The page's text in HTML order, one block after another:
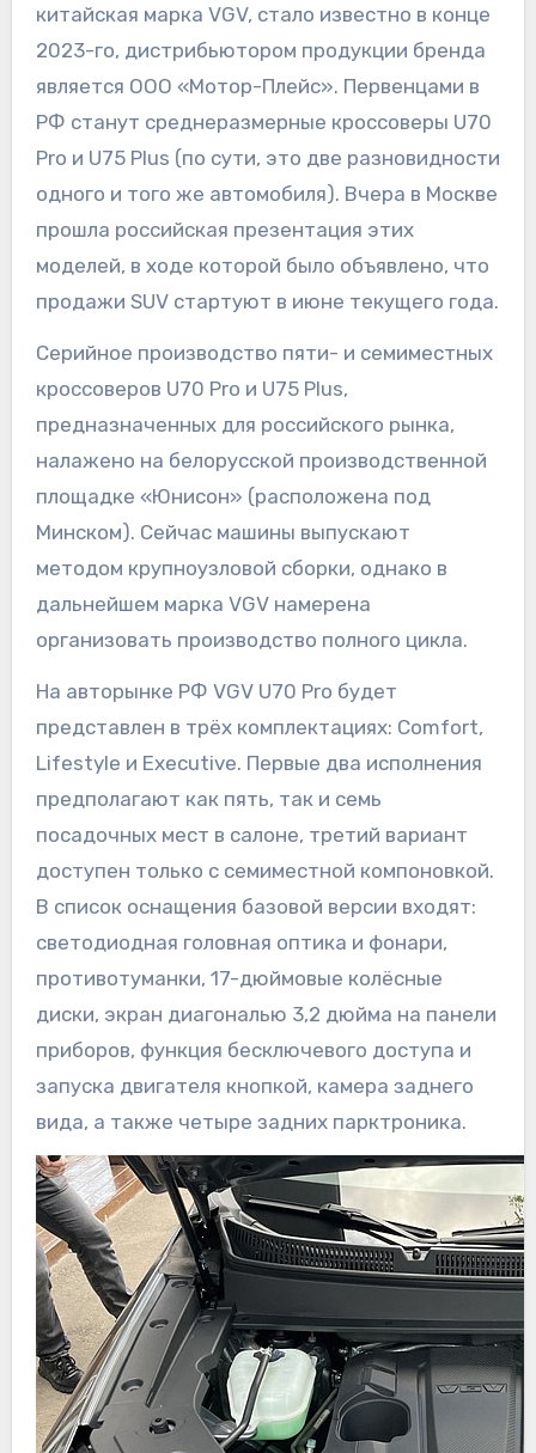
китайская марка VGV, стало известно в конце
2023-го, дистрибьютором продукции бренда
является ООО «Мотор-Плейс». Первенцами в
РФ станут среднеразмерные кроссоверы U70
Pro и U75 Plus (по сути, это две разновидности
одного и того же автомобиля). Вчера в Москве
прошла российская презентация этих
моделей, в ходе которой было объявлено, что
продажи SUV стартуют в июне текущего года.
Серийное производство пяти- и семиместных
кроссоверов U70 Pro и U75 Plus,
предназначенных для российского рынка,
налажено на белорусской производственной
площадке «Юнисон» (расположена под
Минском). Сейчас машины выпускают
методом крупноузловой сборки, однако в
дальнейшем марка VGV намерена
организовать производство полного цикла.
На авторынке РФ VGV U70 Pro будет
представлен в трёх комплектациях: Comfort,
Lifestyle и Executive. Первые два исполнения
предполагают как пять, так и семь
посадочных мест в салоне, третий вариант
доступен только с семиместной компоновкой.
В список оснащения базовой версии входят:
светодиодная головная оптика и фонари,
противотуманки, 17-дюймовые колёсные
диски, экран диагональю 3,2 дюйма на панели
приборов, функция бесключевого доступа и
запуска двигателя кнопкой, камера заднего
вида, а также четыре задних парктроника.